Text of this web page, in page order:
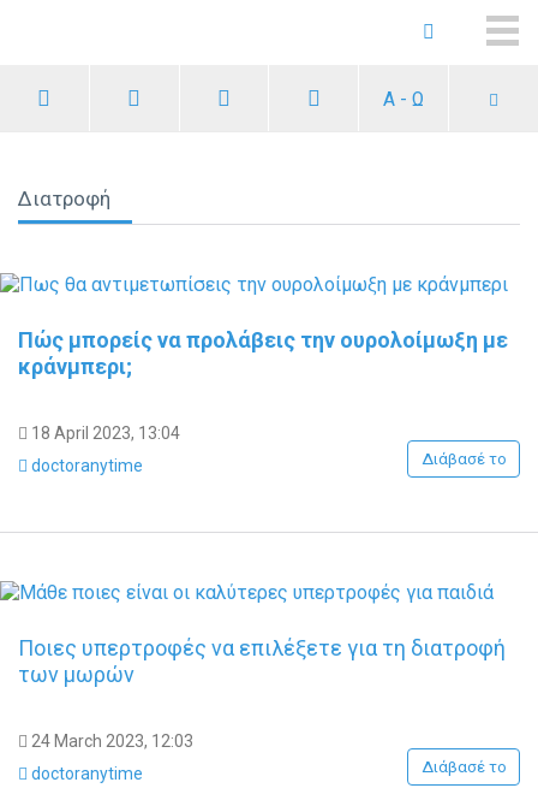
Α - Ω
Διατροφή
Πώς μπορείς να προλάβεις την ουρολοίμωξη με
κράνμπερι;
18 April 2023, 13:04
doctoranytime
Διάβασέ το
Ποιες υπερτροφές να επιλέξετε για τη διατροφή
των μωρών
24 March 2023, 12:03
doctoranytime
Διάβασέ το